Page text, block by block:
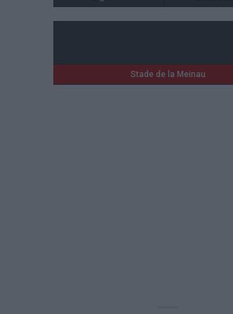
Stade de la Meinau